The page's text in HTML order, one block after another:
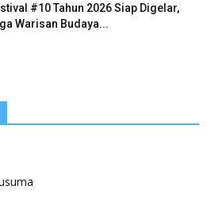
#10 Tahun 2026 Siap Digelar,
Warisan Budaya...